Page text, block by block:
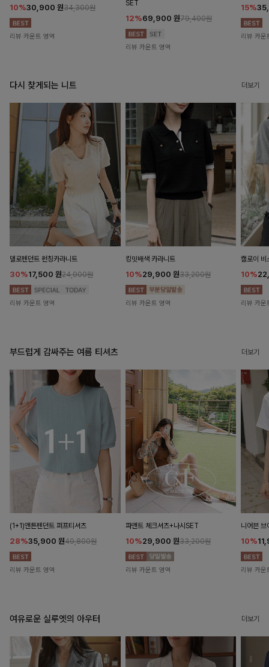
10%30,900 원34,300원
리뷰 카운트 영역
SET
12%69,900 원79,400원
리뷰 카운트 영역
15%
리뷰 카운
다시 찾게되는 니트 더보기
델로펜던트 펀칭카라니트
30%17,500 원24,900원
리뷰 카운트 영역
킹밋배색 카라니트
10%29,900 원33,200원
리뷰 카운트 영역
캘로이 비
10%
리뷰 카운
부드럽게 감싸주는 여름 티셔츠 더보기
(1+1)앤튼펜던트 퍼프티셔츠
28%35,900 원49,800원
리뷰 카운트 영역
파앤트 체크셔츠+나시SET
10%29,900 원33,200원
리뷰 카운트 영역
니어븐 브
10%
리뷰 카운
여유로운 실루엣의 아우터 더보기